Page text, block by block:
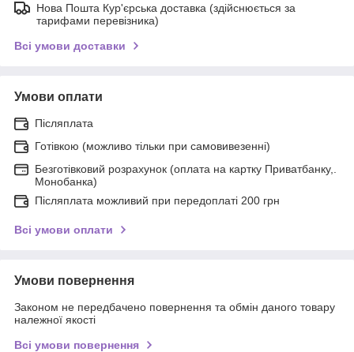
Нова Пошта Кур'єрська доставка (здійснюється за
тарифами перевізника)
Всі умови доставки
Умови оплати
Післяплата
Готівкою (можливо тільки при самовивезенні)
Безготівковий розрахунок (оплата на картку Приватбанку,.
Монобанка)
Післяплата можливий при передоплаті 200 грн
Всі умови оплати
Умови повернення
Законом не передбачено повернення та обмін даного товару
належної якості
Всі умови повернення